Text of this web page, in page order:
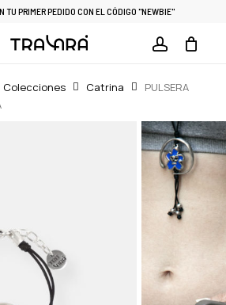
TU PRIMER PEDIDO CON EL CÓDIGO "NEWBIE"
CLOSE
CART
Colecciones Catrina
PULSERA